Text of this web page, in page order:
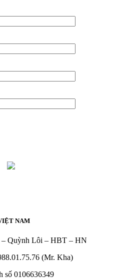
NAM
– Quỳnh Lôi – HBT – HN
(Mr. Kha)
số 0106636349